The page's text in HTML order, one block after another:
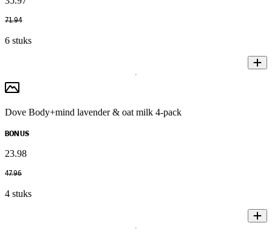
71.94
6 stuks
Dove Body+mind lavender & oat milk 4-pack
BONUS
23.98
47.96
4 stuks